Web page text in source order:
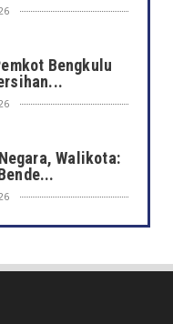
Bengkulu
Walikota:
...